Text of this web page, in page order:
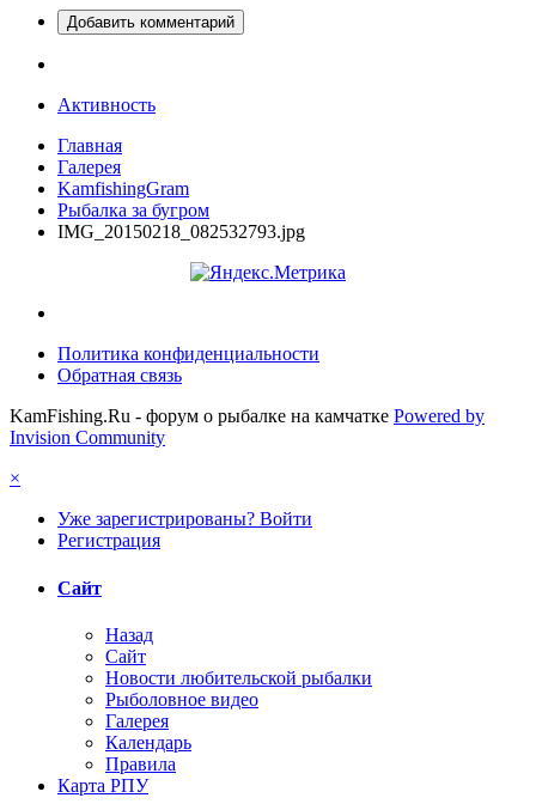
Добавить комментарий
Активность
Главная
Галерея
KamfishingGram
Рыбалка за бугром
IMG_20150218_082532793.jpg
Политика конфиденциальности
Обратная связь
KamFishing.Ru - форум о рыбалке на камчатке Powered by
Invision Community
×
Уже зарегистрированы? Войти
Регистрация
Сайт
Назад
Сайт
Новости любительской рыбалки
Рыболовное видео
Галерея
Календарь
Правила
Карта РПУ